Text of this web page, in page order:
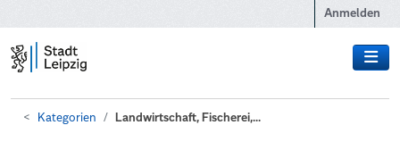
Anmelden
Kategorien Landwirtschaft, Fischerei,...